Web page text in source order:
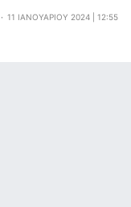
11 ΙΑΝΟΥΑΡΊΟΥ 2024 | 12:55